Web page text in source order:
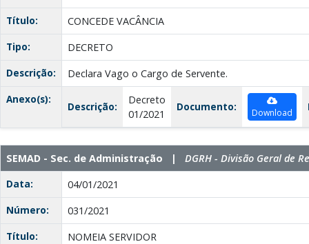
Título:
CONCEDE VACÂNCIA
Tipo:
DECRETO
Descrição:
Declara Vago o Cargo de Servente.
Anexo(s):
Descrição:
Decreto
01/2021
Documento: Download
SEMAD - Sec. de Administração | DGRH - Divisão Geral de
Data:
04/01/2021
Número:
031/2021
Título:
NOMEIA SERVIDOR